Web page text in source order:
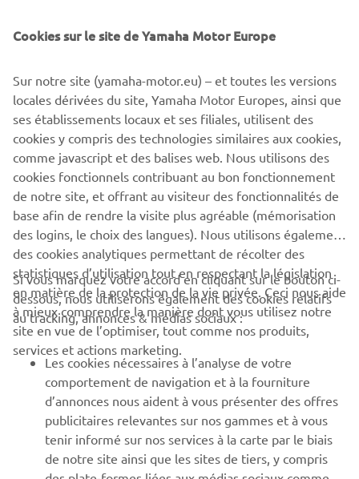
and for 2017 these will be available in a range of vibrant
Please click on the link to see full details of the YZF-R1M
online application process, as well as the full range of
colour options for Yamaha's 2017Supersport,Hyper
Naked, Sport Heritage ,AdventureandSport Touring
models.
CORPORATE
BUSINESS
PLUS YAMAHA
SUPPORT
NEWSLETTER
Cookies sur le site de Yamaha Motor Europe
Sur notre site (yamaha-motor.eu) – et toutes les versions
locales dérivées du site, Yamaha Motor Europes, ainsi que
ses établissements locaux et ses filiales, utilisent des
cookies y compris des technologies similaires aux cookies,
comme javascript et des balises web. Nous utilisons des
cookies fonctionnels contribuant au bon fonctionnement
de notre site, et offrant au visiteur des fonctionnalités de
base afin de rendre la visite plus agréable (mémorisation
des logins, le choix des langues). Nous utilisons également
des cookies analytiques permettant de récolter des
statistiques d’utilisation tout en respectant la législation
en matière de la protection de la vie privée. Ceci nous aide
à mieux comprendre la manière dont vous utilisez notre
site en vue de l’optimiser, tout comme nos produits,
services et actions marketing.
Si vous marquez votre accord en cliquant sur le bouton ci-
dessous, nous utiliserons également des cookies relatifs
au tracking, annonces & médias sociaux :
Les cookies nécessaires à l’analyse de votre
comportement de navigation et à la fourniture
d’annonces nous aident à vous présenter des offres
publicitaires relevantes sur nos gammes et à vous
tenir informé sur nos services à la carte par le biais
de notre site ainsi que les sites de tiers, y compris